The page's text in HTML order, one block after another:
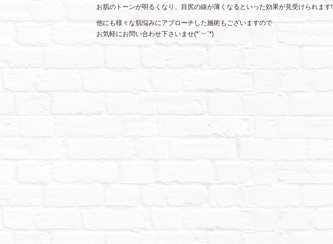
お肌のトーンが明るくなり、目尻の線が薄くなるといった効果が見受けられます!
他にも様々な肌悩みにアプローチした施術もございますので
お気軽にお問い合わせ下さいませ(*´︶`*)